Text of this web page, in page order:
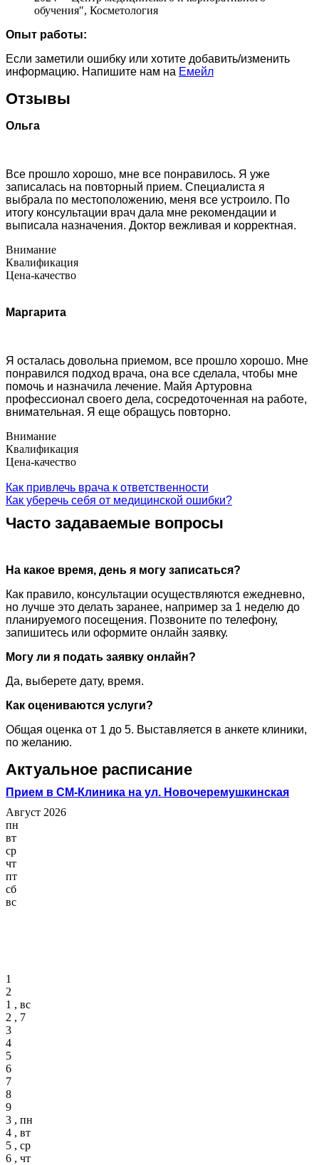
обучения", Косметология
Опыт работы:
Если заметили ошибку или хотите добавить/изменить
информацию. Напишите нам на Емейл
Отзывы
Ольга
Все прошло хорошо, мне все понравилось. Я уже
записалась на повторный прием. Специалиста я
выбрала по местоположению, меня все устроило. По
итогу консультации врач дала мне рекомендации и
выписала назначения. Доктор вежливая и корректная.
Внимание
Квалификация
Цена-качество
Маргарита
Я осталась довольна приемом, все прошло хорошо. Мне
понравился подход врача, она все сделала, чтобы мне
помочь и назначила лечение. Майя Артуровна
профессионал своего дела, сосредоточенная на работе,
внимательная. Я еще обращусь повторно.
Внимание
Квалификация
Цена-качество
Как привлечь врача к ответственности
Как уберечь себя от медицинской ошибки?
Часто задаваемые вопросы
На какое время, день я могу записаться?
Как правило, консультации осуществляются ежедневно,
но лучше это делать заранее, например за 1 неделю до
планируемого посещения. Позвоните по телефону,
запишитесь или оформите онлайн заявку.
Могу ли я подать заявку онлайн?
Да, выберете дату, время.
Как оцениваются услуги?
Общая оценка от 1 до 5. Выставляется в анкете клиники,
по желанию.
Актуальное расписание
Прием в СМ-Клиника на ул. Новочеремушкинская
Август 2026
пн
вт
ср
чт
пт
сб
вс
1
2
1 , вс
2 , 7
3
4
5
6
7
8
9
3 , пн
4 , вт
5 , ср
6 , чт